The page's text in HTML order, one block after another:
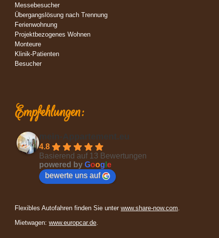
Messebesucher
Übergangslösung nach Trennung
Ferienwohnung
Projektbezogenes Wohnen
Monteure
Klinik-Patienten
Besucher
Empfehlungen:
mein-Appartement.eu
4.8
Basierend auf 13 Bewertungen
powered by Goog e
bewerte uns auf
Flexibles Autofahren finden Sie unter www.share-now.com.
Mietwagen: www.europcar.de.